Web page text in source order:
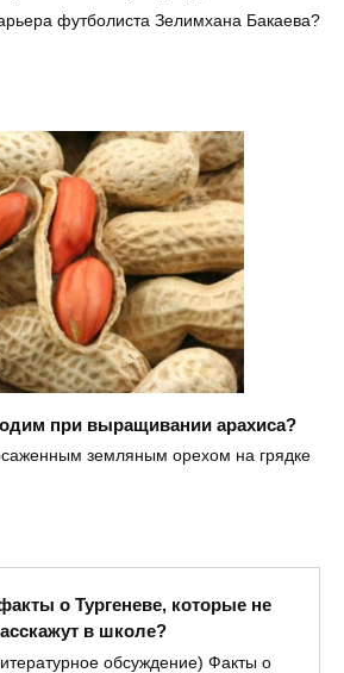
футболиста Зелимхана Бакаева?
при выращивании арахиса?
земляным орехом на грядке
о Тургеневе, которые не
в школе?
обсуждение) Факты о